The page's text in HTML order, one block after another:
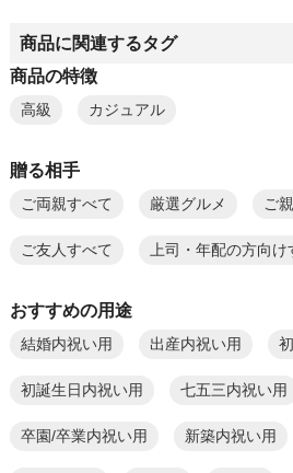
商品に関連するタグ
商品の特徴
高級 カジュアル
贈る相手
ご両親すべて 厳選グルメ ご
ご友人すべて 上司・年配の方向け
おすすめの用途
結婚内祝い用 出産内祝い用
初誕生日内祝い用 七五三内祝い用
卒園/卒業内祝い用 新築内祝い用